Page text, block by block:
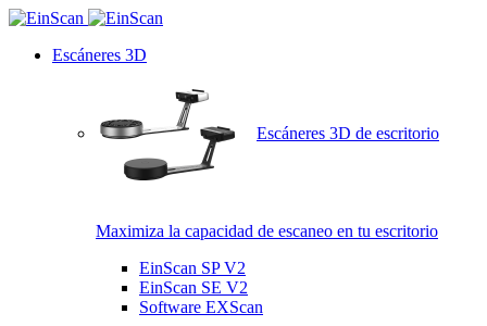
Escáneres 3D
Escáneres 3D de escritorio
Maximiza la capacidad de escaneo en tu escritorio
EinScan SP V2
EinScan SE V2
Software EXScan